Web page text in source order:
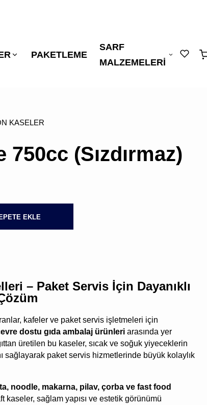
PAKETLEME
SARF
MALZEMELERİ
Kargo,
vergi
kodları
""
KASELER
(Sızdırmaz)
EKLE
– Paket Servis İçin Dayanıklı
kafeler ve paket servis işletmeleri için
dostu gıda ambalaj ürünleri arasında yer
üretilen bu kaseler, sıcak ve soğuk yiyeceklerin
sağlayarak paket servis hizmetlerinde büyük kolaylık
noodle, makarna, pilav, çorba ve fast food
kaseler, sağlam yapısı ve estetik görünümü